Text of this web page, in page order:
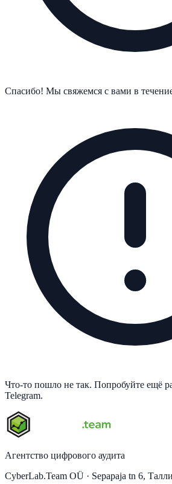
Спасибо! Мы свяжемся с вами в
Что-то пошло не так. Попробуйте ещё
Telegram.
Агентство цифрового аудита
CyberLab.Team OÜ · Sepapaja tn 6,